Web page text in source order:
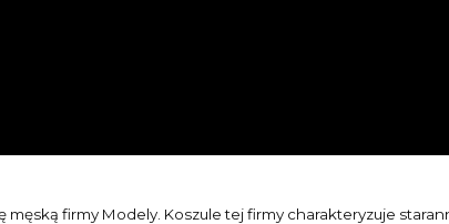
męską firmy Modely. Koszule tej firmy charakteryzuje